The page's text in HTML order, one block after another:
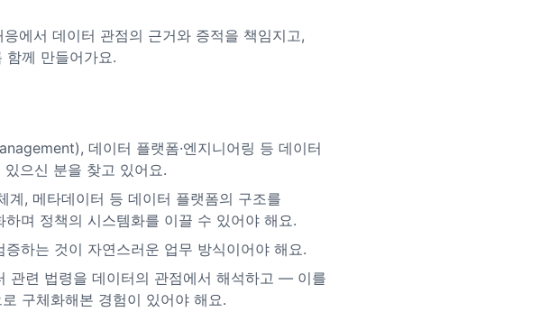
에서 데이터 관점의 근거와 증적을 책임지고,
함께 만들어가요.
데이터 플랫폼·엔지니어링 등 데이터
으신 분을 찾고 있어요.
계, 메타데이터 등 데이터 플랫폼의 구조를
며 정책의 시스템화를 이끌 수 있어야 해요.
하는 것이 자연스러운 업무 방식이어야 해요.
관련 법령을 데이터의 관점에서 해석하고 — 이를
구체화해본 경험이 있어야 해요.